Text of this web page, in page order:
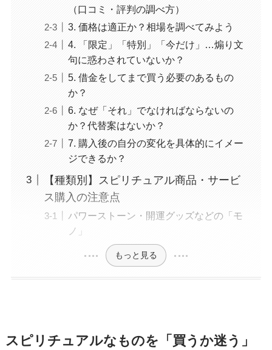
（口コミ・評判の調べ方）
3. 価格は適正か？相場を調べてみよう
4. 「限定」「特別」「今だけ」…煽り文
句に惑わされていないか？
5. 借金をしてまで買う必要のあるもの
か？
6. なぜ「それ」でなければならないの
か？代替案はないか？
7. 購入後の自分の変化を具体的にイメー
ジできるか？
【種類別】スピリチュアル商品・サービ
ス購入の注意点
パワーストーン・開運グッズなどの「モ
ノ」
もっと見る
スピリチュアルなものを「買うか迷う」